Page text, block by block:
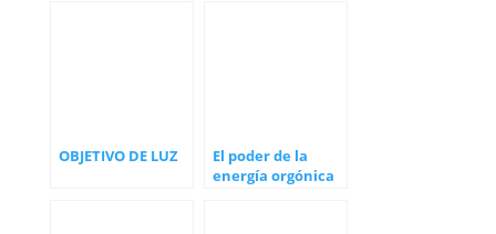
OBJETIVO DE LUZ
El poder de la
energía orgónica